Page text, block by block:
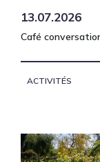
13.07.2026
Café
ACTIVITÉS